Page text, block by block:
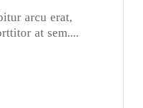
arcu erat,
at sem....